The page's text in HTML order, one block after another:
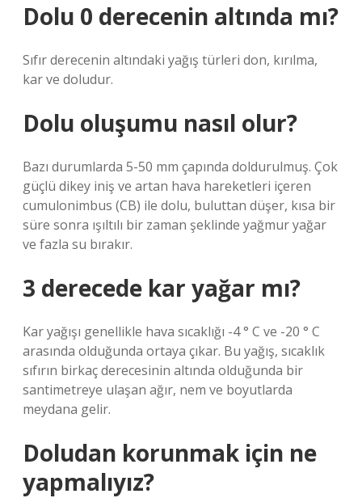
Dolu 0 derecenin altında mı?
Sıfır derecenin altındaki yağış türleri don, kırılma,
kar ve doludur.
Dolu oluşumu nasıl olur?
Bazı durumlarda 5-50 mm çapında doldurulmuş. Çok
güçlü dikey iniş ve artan hava hareketleri içeren
cumulonimbus (CB) ile dolu, buluttan düşer, kısa bir
süre sonra ışıltılı bir zaman şeklinde yağmur yağar
ve fazla su bırakır.
3 derecede kar yağar mı?
Kar yağışı genellikle hava sıcaklığı -4 ° C ve -20 ° C
arasında olduğunda ortaya çıkar. Bu yağış, sıcaklık
sıfırın birkaç derecesinin altında olduğunda bir
santimetreye ulaşan ağır, nem ve boyutlarda
meydana gelir.
Doludan korunmak için ne
yapmalıyız?